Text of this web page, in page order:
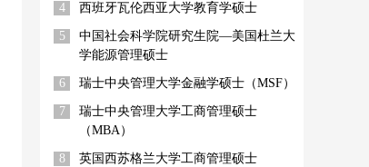
4 西班牙瓦伦西亚大学教育学硕士
5
中国社会科学院研究生院—美国杜兰大
学能源管理硕士
6 瑞士中央管理大学金融学硕士（MSF）
7
瑞士中央管理大学工商管理硕士
（MBA）
8 英国西苏格兰大学工商管理硕士